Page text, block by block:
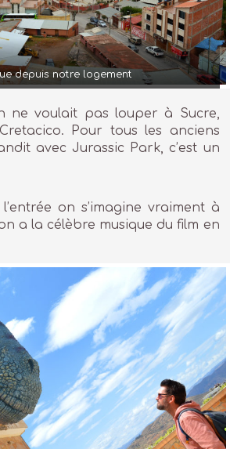
depuis notre logement
ne voulait pas louper à Sucre,
Pour tous les anciens
avec Jurassic Park, c’est un
on s’imagine vraiment à
a la célèbre musique du film en